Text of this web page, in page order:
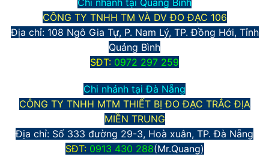
CÔNG TY TNHH TM VÀ DV ĐO ĐẠC 106
Địa chỉ: 108 Ngô Gia Tự, P. Nam Lý, TP. Đồng Hới, Tỉnh
Quảng Bình
SĐT: 0972 297 259
Chi nhánh tại Đà Nẵng
CÔNG TY TNHH MTM THIẾT BỊ ĐO ĐẠC TRẮC ĐỊA
MIỀN TRUNG
Địa chỉ: Số 333 đường 29-3, Hoà xuân, TP. Đà Nẵng
SĐT: 0913 430 288(Mr.Quang)